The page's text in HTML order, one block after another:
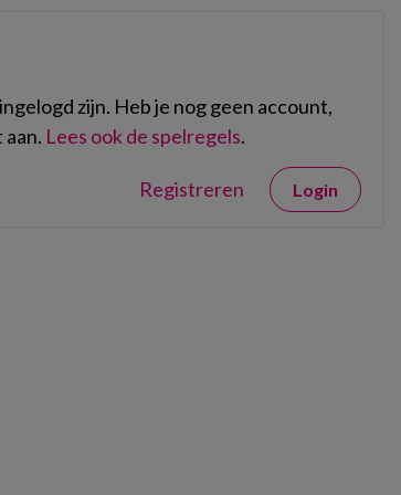
zijn. Heb je nog geen account,
Lees ook de spelregels.
Registreren Login